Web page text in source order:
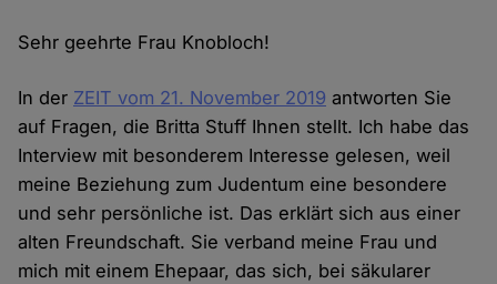
Sehr geehrte Frau Knobloch!
In der ZEIT vom 21. November 2019 antworten Sie
auf Fragen, die Britta Stuff Ihnen stellt. Ich habe das
Interview mit besonderem Interesse gelesen, weil
meine Beziehung zum Judentum eine besondere
und sehr persönliche ist. Das erklärt sich aus einer
alten Freundschaft. Sie verband meine Frau und
mich mit einem Ehepaar, das sich, bei säkularer